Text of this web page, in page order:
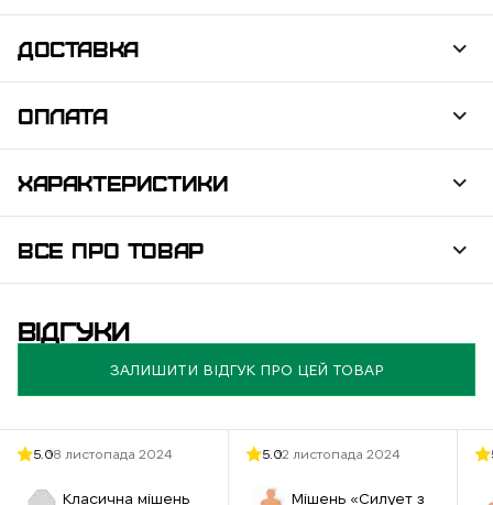
ДОСТАВКА
ОПЛАТА
ХАРАКТЕРИСТИКИ
ВСЕ ПРО ТОВАР
ВІДГУКИ
ЗАЛИШИТИ ВІДГУК ПРО ЦЕЙ ТОВАР
5.018 листопада 2024
Класична мішень
5.012 листопада 2024
Мішень «Силует з